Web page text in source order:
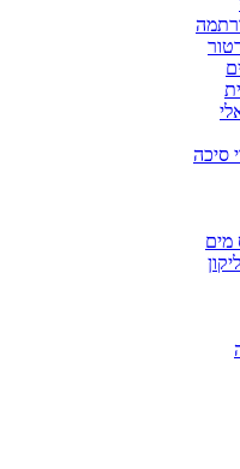
סיכה
מים